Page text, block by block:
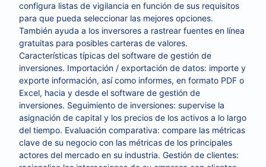
configura listas de vigilancia en función de sus requisitos
para que pueda seleccionar las mejores opciones.
También ayuda a los inversores a rastrear fuentes en línea
gratuitas para posibles carteras de valores.
Características típicas del software de gestión de
inversiones. Importación / exportación de datos: importe y
exporte información, así como informes, en formato PDF o
Excel, hacia y desde el software de gestión de
inversiones. Seguimiento de inversiones: supervise la
asignación de capital y los precios de los activos a lo largo
del tiempo. Evaluación comparativa: compare las métricas
clave de su negocio con las métricas de los principales
actores del mercado en su industria. Gestión de clientes: